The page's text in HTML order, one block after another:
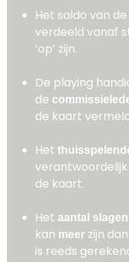
Het saldo van
verdeeld vanaf
‘op’ zijn.
De playing
de
de kaart
Het
de kaart.
Het aantal slagen
kan meer zijn
is reeds